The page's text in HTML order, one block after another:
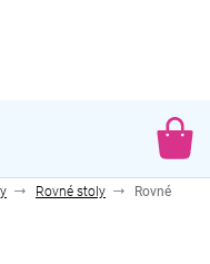
Rovné stoly
Rovné